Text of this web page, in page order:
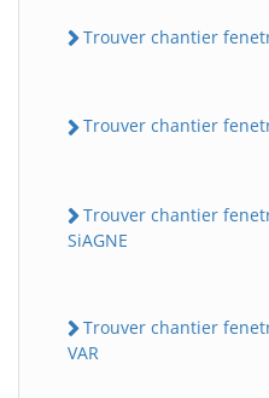
Trouver chantier
Trouver chantier
Trouver chantier
SiAGNE
Trouver chantier
VAR